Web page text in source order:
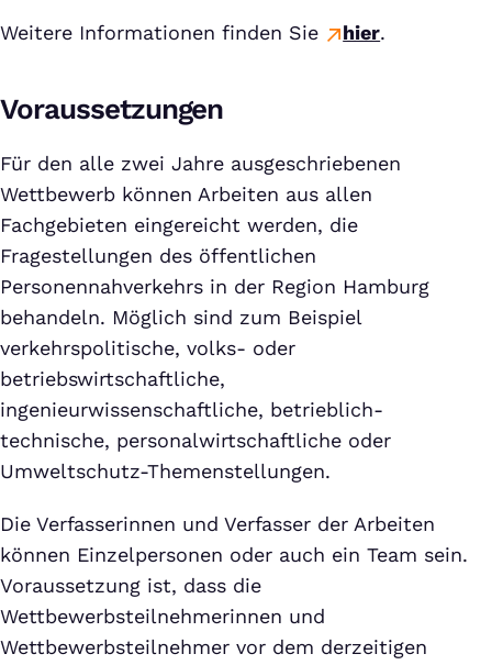
Weitere Informationen finden Sie hier.
Voraussetzungen
Für den alle zwei Jahre ausgeschriebenen
Wettbewerb können Arbeiten aus allen
Fachgebieten eingereicht werden, die
Fragestellungen des öffentlichen
Personennahverkehrs in der Region Hamburg
behandeln. Möglich sind zum Beispiel
verkehrspolitische, volks- oder
betriebswirtschaftliche,
ingenieurwissenschaftliche, betrieblich-
technische, personalwirtschaftliche oder
Umweltschutz-Themenstellungen.
Die Verfasserinnen und Verfasser der Arbeiten
können Einzelpersonen oder auch ein Team sein.
Voraussetzung ist, dass die
Wettbewerbsteilnehmerinnen und
Wettbewerbsteilnehmer vor dem derzeitigen